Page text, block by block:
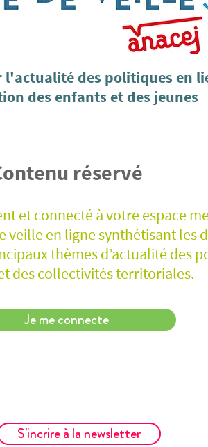
l'actualité des politiques en
des enfants et des jeunes
réservé
et connecté à votre espace
veille en ligne synthétisant les
thèmes d’actualité des
des collectivités territoriales.
Je me connecte
S'incrire à la newsletter